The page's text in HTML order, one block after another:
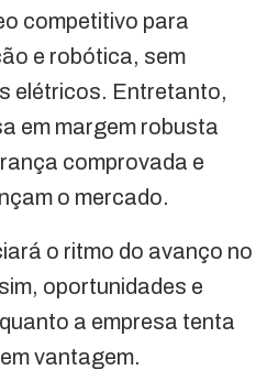
competitivo para
e robótica, sem
elétricos. Entretanto,
em margem robusta
comprovada e
o mercado.
o ritmo do avanço no
oportunidades e
a empresa tenta
vantagem.